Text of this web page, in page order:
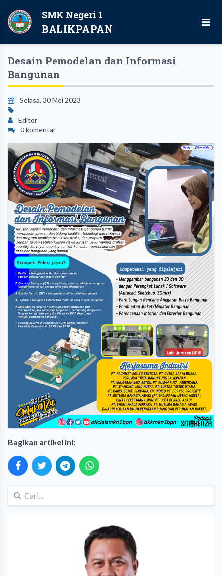
SMK Negeri 1
BALIKPAPAN
Desain Pemodelan dan Informasi
Bangunan
Selasa, 30 Mei 2023
Editor
0 komentar
Bagikan artikel ini: